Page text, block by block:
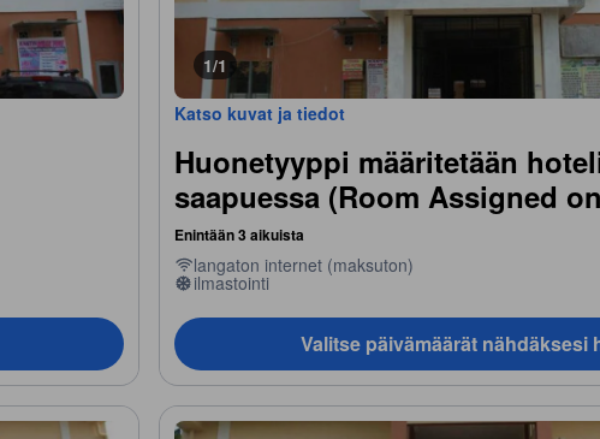
1/1
Katso kuvat ja tiedot
Huonetyyppi määritetään
saapuessa (Room Assigned
Enintään 3 aikuista
langaton internet (maksuton)
ilmastointi
Valitse päivämäärät nähdäksesi